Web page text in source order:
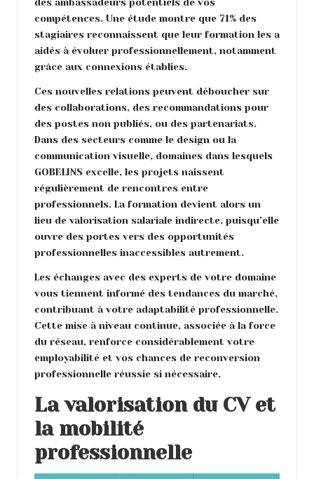
des ambassadeurs potentiels de vos
compétences. Une étude montre que 71% des
stagiaires reconnaissent que leur formation les a
aidés à évoluer professionnellement, notamment
grâce aux connexions établies.
Ces nouvelles relations peuvent déboucher sur
des collaborations, des recommandations pour
des postes non publiés, ou des partenariats.
Dans des secteurs comme le design ou la
communication visuelle, domaines dans lesquels
GOBELINS excelle, les projets naissent
régulièrement de rencontres entre
professionnels. La formation devient alors un
lieu de valorisation salariale indirecte, puisqu’elle
ouvre des portes vers des opportunités
professionnelles inaccessibles autrement.
Les échanges avec des experts de votre domaine
vous tiennent informé des tendances du marché,
contribuant à votre adaptabilité professionnelle.
Cette mise à niveau continue, associée à la force
du réseau, renforce considérablement votre
employabilité et vos chances de reconversion
professionnelle réussie si nécessaire.
La valorisation du CV et
la mobilité
professionnelle